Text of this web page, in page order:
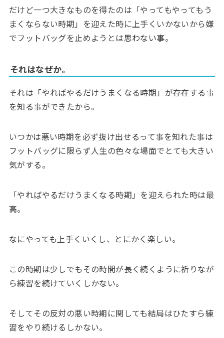
だけど一つ大きなものを得たのは「やってもやってもう
まくならない時期」を迎えた時に上手くいかないから嫌
でフットバッグを止めようとは思わない事。
それはなぜか。
それは「やればやるだけうまくなる時期」が存在する事
を知る事ができたから。
いつかは悪い時期を必ず抜け出せるって事を知れた事は
フットバッグに限らず人生の色々な場面でとても大きい
気がする。
「やればやるだけうまくなる時期」を迎えられた時は最
高。
なにやっても上手くいくし、とにかく楽しい。
この時期は少しでもその時間が長く続くように祈りなが
ら練習を続けていくしかない。
そしてその反対の悪い時期に関しても結局はひたすら練
習をやり続けるしかない。